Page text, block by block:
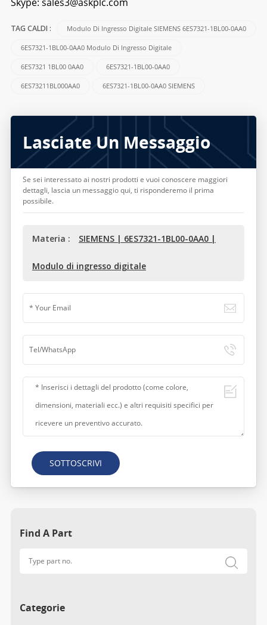
TAG CALDI : Modulo Di Ingresso Digitale SIEMENS 6ES7321-1BL00-0AA0
6ES7321-1BL00-0AA0 Modulo Di Ingresso Digitale
6ES7321 1BL00 0AA0 6ES7321-1BL00-0AA0
6ES73211BL000AA0 6ES7321-1BL00-0AA0 SIEMENS
Lasciate Un Messaggio
Se sei interessato ai nostri prodotti e vuoi conoscere maggiori
dettagli, lascia un messaggio qui, ti risponderemo il prima
possibile.
Materia : SIEMENS | 6ES7321-1BL00-0AA0 |
Modulo di ingresso digitale
SOTTOSCRIVI
Find A Part
Categorie